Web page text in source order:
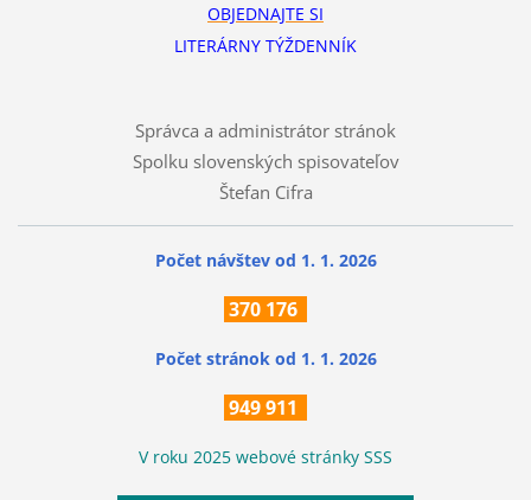
OBJEDNAJTE SI
LITERÁRNY TÝŽDENNÍK
Správca a administrátor stránok
Spolku slovenských spisovateľov
Štefan Cifra
Počet návštev od 1. 1. 2026
370 176
Počet stránok od 1. 1. 2026
949 911
V roku 2025 webové stránky SSS